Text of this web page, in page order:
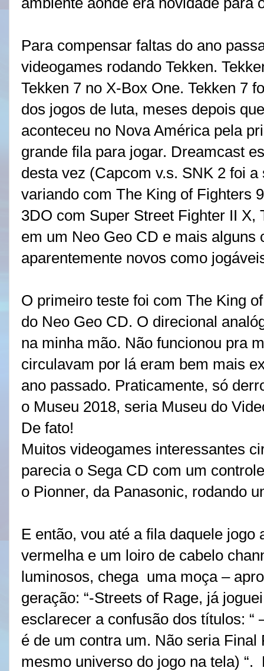
Para compensar faltas do ano
videogames rodando Tekken.
Tekken 7 no X-Box One. Tekken 7
dos jogos de luta, meses depois
aconteceu no Nova América pela
grande fila para jogar. Dreamcast
desta vez (Capcom v.s. SNK 2 foi
variando com The King of Fighters
3DO com Super Street Fighter II X,
em um Neo Geo CD e mais alguns
aparentemente novos como
O primeiro teste foi com The King
do Neo Geo CD. O direcional
na minha mão. Não funcionou pra
circulavam por lá eram bem mais
ano passado. Praticamente, só
o Museu 2018, seria Museu do
De fato!
Muitos videogames interessantes
parecia o Sega CD com um
o Pionner, da Panasonic, rodando
E então, vou até a fila daquele jogo
vermelha e um loiro de cabelo
luminosos, chega uma moça –
geração: “-Streets of Rage, já
esclarecer a confusão dos títulos: “
é de um contra um. Não seria Final
mesmo universo do jogo na tela) “.